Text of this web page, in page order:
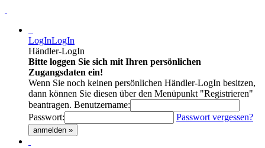
LogInLogIn
Händler-LogIn
Bitte loggen Sie sich mit Ihren persönlichen
Zugangsdaten ein!
Wenn Sie noch keinen persönlichen Händler-LogIn besitzen,
dann können Sie diesen über den Menüpunkt "Registrieren"
beantragen. Benutzername:
Passwort:
Passwort vergessen?
anmelden »